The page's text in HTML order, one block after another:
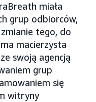
miała
grup odbiorców,
tego, do
macierzysta
swoją agencją
grup
się
witryny